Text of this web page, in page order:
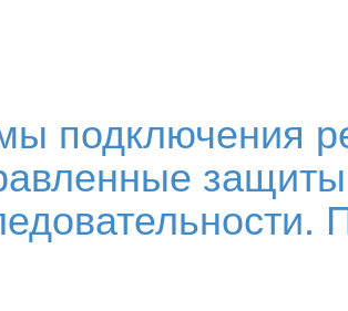
подключения